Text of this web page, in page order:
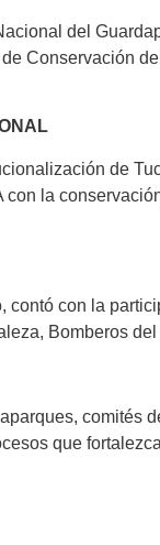
del
Conservación
de
la
con la
Bomberos
que